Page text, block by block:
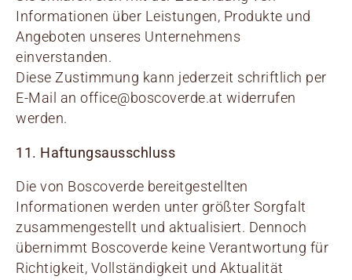
Informationen über Leistungen, Produkte und
Angeboten unseres Unternehmens
einverstanden.
Diese Zustimmung kann jederzeit schriftlich per
E-Mail an office@boscoverde.at widerrufen
werden.
11. Haftungsausschluss
Die von Boscoverde bereitgestellten
Informationen werden unter größter Sorgfalt
zusammengestellt und aktualisiert. Dennoch
übernimmt Boscoverde keine Verantwortung für
Richtigkeit, Vollständigkeit und Aktualität